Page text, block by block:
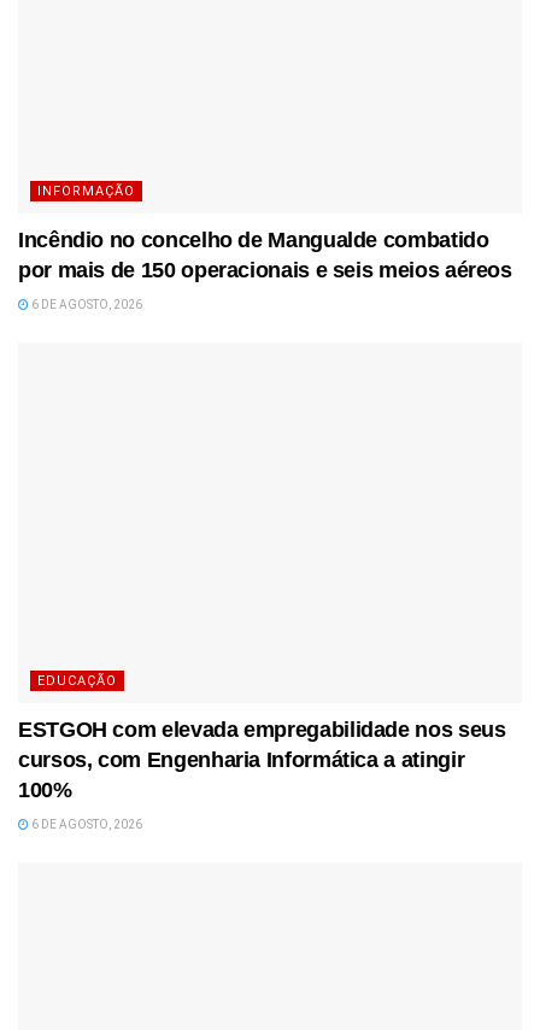
INFORMAÇÃO
Incêndio no concelho de Mangualde combatido
por mais de 150 operacionais e seis meios aéreos
6 DE AGOSTO, 2026
EDUCAÇÃO
ESTGOH com elevada empregabilidade nos seus
cursos, com Engenharia Informática a atingir
100%
6 DE AGOSTO, 2026